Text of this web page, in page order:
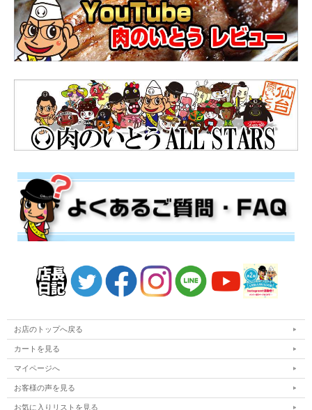
お店のトップへ戻る
カートを見る
マイページへ
お客様の声を見る
お気に入りリストを見る